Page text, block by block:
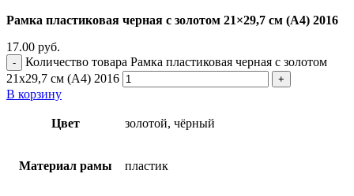
Рамка пластиковая черная с золотом 21×29,7 см (А4) 2016
17.00 руб.
Количество товара Рамка пластиковая черная с золотом
21x29,7 см (А4) 2016
В корзину
Цвет золотой, чёрный
Материал рамы пластик